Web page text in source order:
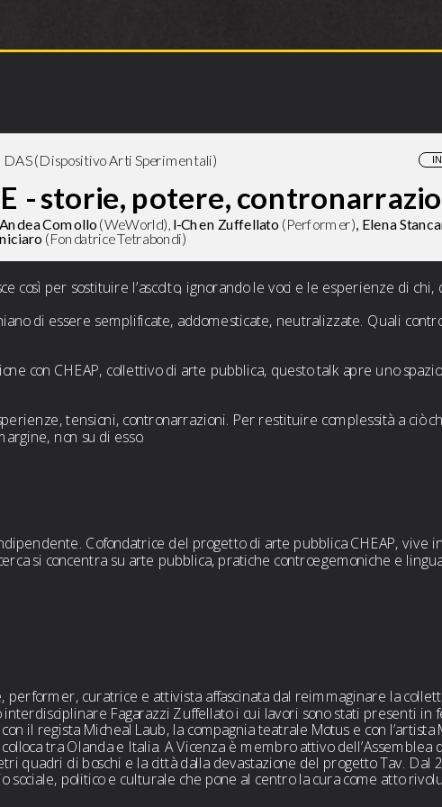
DAS (Dispositivo Arti Sperimentali)
- storie, potere,
Andea Comollo (WeWorld), I-Chen Zuffellato (Performer), Elena
(Fondatrice Tetrabondi)
tensioni, contronarrazioni. Per restituire complessità a ciò
non su di esso.
Cofondatrice del progetto di arte pubblica CHEAP, vive
si concentra su arte pubblica, pratiche controegemoniche e
curatrice e attivista affascinata dal reimmaginare la
Fagarazzi Zuffellato i cui lavori sono stati presenti in
il regista Micheal Laub, la compagnia teatrale Motus e con
tra Olanda e Italia. A Vicenza è membro attivo dell’Assemblea
quadri di boschi e la città dalla devastazione del progetto Tav. Dal
sociale, politico e culturale che pone al centro la cura come atto